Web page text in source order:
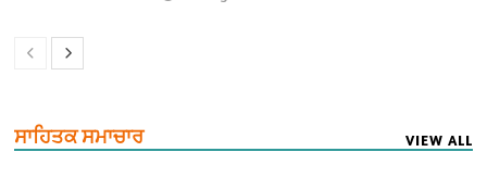
ਸਾਹਿਤਕ ਸਮਾਚਾਰ VIEW ALL